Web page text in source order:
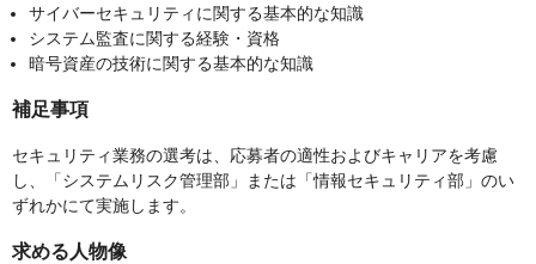
サイバーセキュリティに関する基本的な知識
システム監査に関する経験・資格
暗号資産の技術に関する基本的な知識
補足事項
セキュリティ業務の選考は、応募者の適性およびキャリアを考慮
し、「システムリスク管理部」または「情報セキュリティ部」のい
ずれかにて実施します。
求める人物像